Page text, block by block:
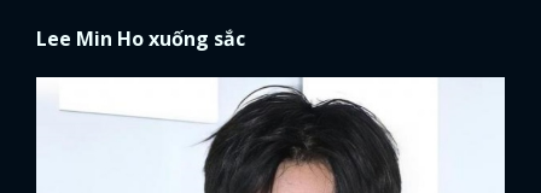
Lee Min Ho xuống sắc